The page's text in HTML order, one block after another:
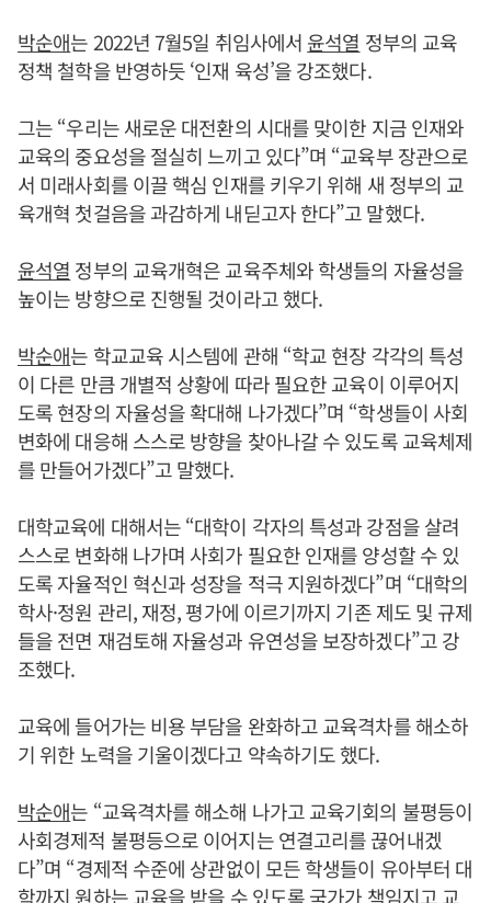
박순애는 2022년 7월5일 취임사에서 윤석열 정부의 교육
정책 철학을 반영하듯 ‘인재 육성’을 강조했다.
그는 “우리는 새로운 대전환의 시대를 맞이한 지금 인재와
교육의 중요성을 절실히 느끼고 있다”며 “교육부 장관으로
서 미래사회를 이끌 핵심 인재를 키우기 위해 새 정부의 교
육개혁 첫걸음을 과감하게 내딛고자 한다”고 말했다.
윤석열 정부의 교육개혁은 교육주체와 학생들의 자율성을
높이는 방향으로 진행될 것이라고 했다.
박순애는 학교교육 시스템에 관해 “학교 현장 각각의 특성
이 다른 만큼 개별적 상황에 따라 필요한 교육이 이루어지
도록 현장의 자율성을 확대해 나가겠다”며 “학생들이 사회
변화에 대응해 스스로 방향을 찾아나갈 수 있도록 교육체제
를 만들어가겠다”고 말했다.
대학교육에 대해서는 “대학이 각자의 특성과 강점을 살려
스스로 변화해 나가며 사회가 필요한 인재를 양성할 수 있
도록 자율적인 혁신과 성장을 적극 지원하겠다”며 “대학의
학사·정원 관리, 재정, 평가에 이르기까지 기존 제도 및 규제
들을 전면 재검토해 자율성과 유연성을 보장하겠다”고 강
조했다.
교육에 들어가는 비용 부담을 완화하고 교육격차를 해소하
기 위한 노력을 기울이겠다고 약속하기도 했다.
박순애는 “교육격차를 해소해 나가고 교육기회의 불평등이
사회경제적 불평등으로 이어지는 연결고리를 끊어내겠
다”며 “경제적 수준에 상관없이 모든 학생들이 유아부터 대
학까지 원하는 교육을 받을 수 있도록 국가가 책임지고 교